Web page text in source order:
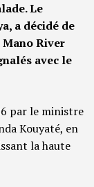
Le
a décidé de
Mano River
avec le
par le ministre
Kouyaté, en
la haute